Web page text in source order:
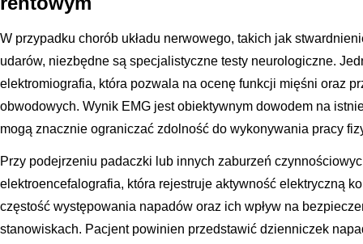
W przypadku chorób układu nerwowego, takich jak
udarów, niezbędne są specjalistyczne testy neurologiczne.
elektromiografia, która pozwala na ocenę funkcji mięśni oraz
obwodowych. Wynik EMG jest obiektywnym dowodem na
mogą znacznie ograniczać zdolność do wykonywania pracy
Przy podejrzeniu padaczki lub innych zaburzeń
elektroencefalografia, która rejestruje aktywność elektryczną
częstość występowania napadów oraz ich wpływ na
stanowiskach. Pacjent powinien przedstawić dzienniczek